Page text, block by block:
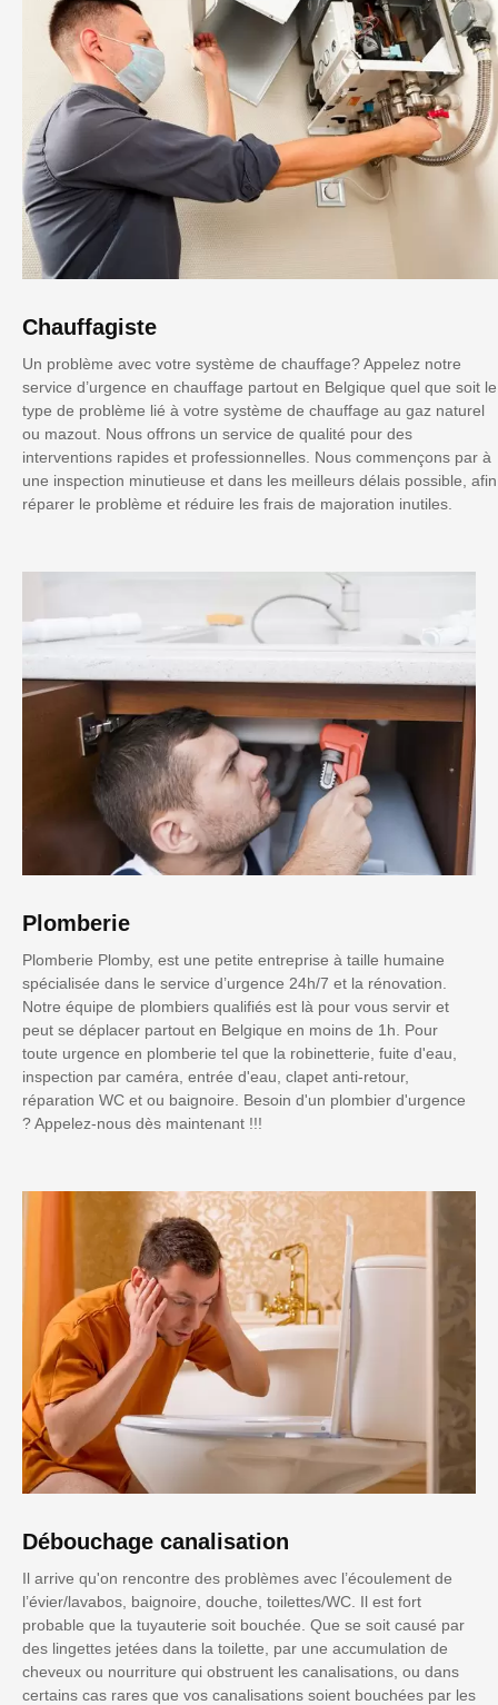
Chauffagiste
Un problème avec votre système de chauffage? Appelez notre
service d’urgence en chauffage partout en Belgique quel que soit le
type de problème lié à votre système de chauffage au gaz naturel
ou mazout. Nous offrons un service de qualité pour des
interventions rapides et professionnelles. Nous commençons par à
une inspection minutieuse et dans les meilleurs délais possible, afin
réparer le problème et réduire les frais de majoration inutiles.
Plomberie
Plomberie Plomby, est une petite entreprise à taille humaine
spécialisée dans le service d’urgence 24h/7 et la rénovation.
Notre équipe de plombiers qualifiés est là pour vous servir et
peut se déplacer partout en Belgique en moins de 1h. Pour
toute urgence en plomberie tel que la robinetterie, fuite d'eau,
inspection par caméra, entrée d'eau, clapet anti-retour,
réparation WC et ou baignoire. Besoin d'un plombier d'urgence
? Appelez-nous dès maintenant !!!
Débouchage canalisation
Il arrive qu'on rencontre des problèmes avec l’écoulement de
l’évier/lavabos, baignoire, douche, toilettes/WC. Il est fort
probable que la tuyauterie soit bouchée. Que se soit causé par
des lingettes jetées dans la toilette, par une accumulation de
cheveux ou nourriture qui obstruent les canalisations, ou dans
certains cas rares que vos canalisations soient bouchées par les